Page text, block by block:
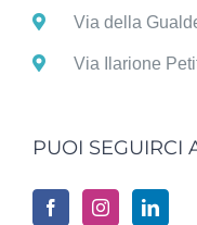
Via della
Via Ilarione
PUOI SEGUIRCI